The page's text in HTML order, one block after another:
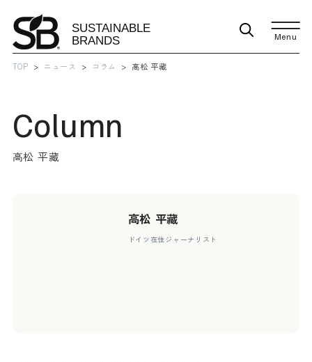
Menu
TOP ニュース コラム 高松 平藏
Column
高松 平藏
高松 平藏
ドイツ在住ジャーナリスト